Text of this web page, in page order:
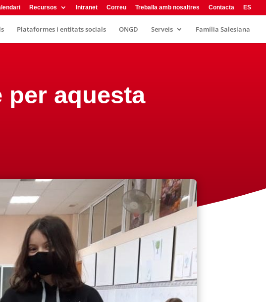
Recursos Intranet Correu Treballa amb nosaltres Contacta ES
Plataformes i entitats socials ONGD Serveis Família Salesiana
per aquesta